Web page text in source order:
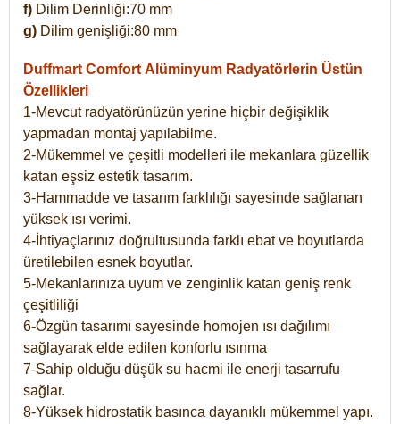
f) Dilim Derinliği:70 mm
g) Dilim genişliği:80 mm
Duffmart Comfort Alüminyum Radyatörlerin Üstün
Özellikleri
1-Mevcut radyatörünüzün yerine hiçbir değişiklik
yapmadan montaj yapılabilme.
2-Mükemmel ve çeşitli modelleri ile mekanlara güzellik
katan eşsiz estetik tasarım.
3-Hammadde ve tasarım farklılığı sayesinde sağlanan
yüksek ısı verimi.
4-İhtiyaçlarınız doğrultusunda farklı ebat ve boyutlarda
üretilebilen esnek boyutlar.
5-Mekanlarınıza uyum ve zenginlik katan geniş renk
çeşitliliği
6-Özgün tasarımı sayesinde homojen ısı dağılımı
sağlayarak elde edilen konforlu ısınma
7-Sahip olduğu düşük su hacmi ile enerji tasarrufu
sağlar.
8-Yüksek hidrostatik basınca dayanıklı mükemmel yapı.